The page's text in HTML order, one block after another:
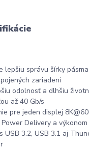
lepšiu správu šírky
zariadení
odolnosť a dlhšiu
až 40 Gb/s
pre jeden displej
Delivery a
USB 3.2, USB 3.1 aj